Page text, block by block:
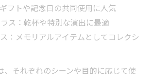
フトや記念日の共同使用に人気
ス：乾杯や特別な演出に最適
：メモリアルアイテムとしてコレクシ
、それぞれのシーンや目的に応じて使